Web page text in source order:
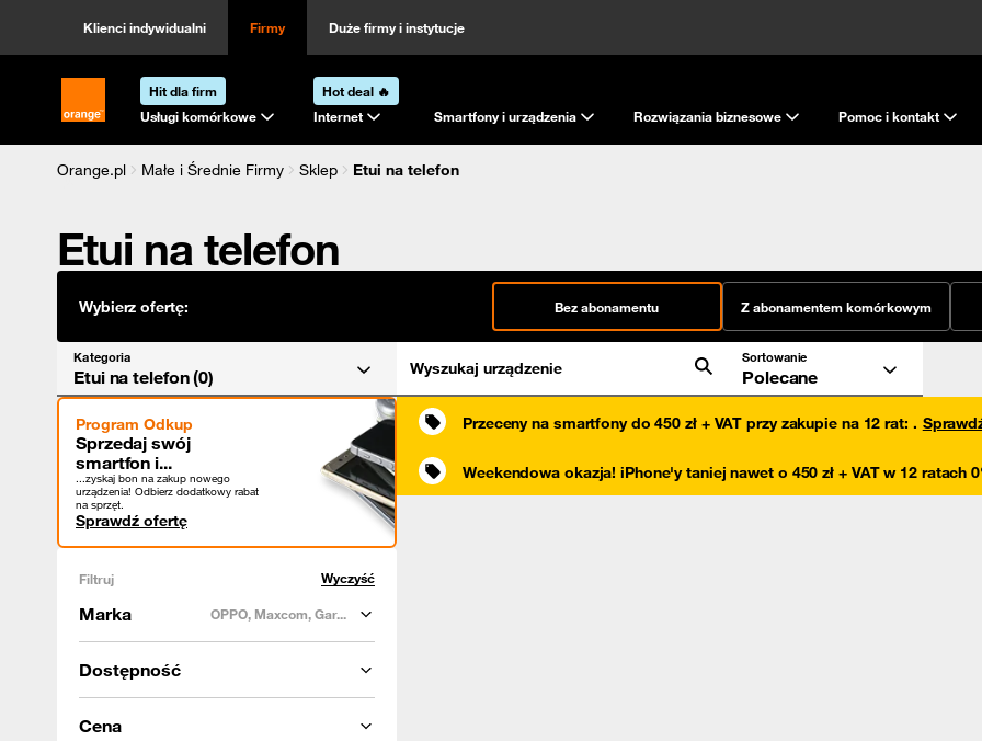
Klienci indywidualni Firmy Duże firmy i instytucje
Strona główna Orange.pl
Hit dla firm
Usługi komórkowe
Hot deal 🔥
Internet
Smartfony i urządzenia Rozwiązania biznesowe Pomoc i kontakt
Orange.pl Małe i Średnie Firmy Sklep
Etui na telefon
Etui na telefon
Wybierz ofertę: Bez abonamentu Z abonamentem komórkowym
Kategoria
Etui na telefon (0) Wyszukaj urządzenie
Sortowanie
Polecane
Program Odkup
Sprzedaj swój
smartfon i...
...zyskaj bon na zakup nowego
urządzenia! Odbierz dodatkowy rabat
na sprzęt.
Sprawdź ofertę
Filtruj Wyczyść
Marka OPPO, Maxcom, Gar...
Dostępność
Cena
Przeceny na smartfony do 450 zł + VAT przy zakupie na 12 rat: .
Weekendowa okazja! iPhone'y taniej nawet o 450 zł + VAT w 12 ratach